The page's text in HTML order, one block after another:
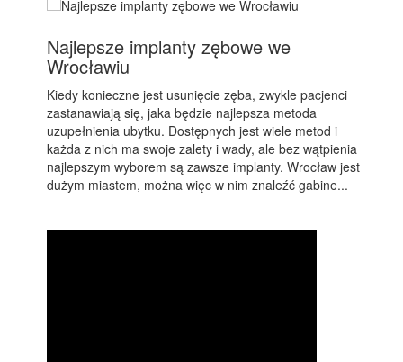
Najlepsze implanty zębowe we
Wrocławiu
Kiedy konieczne jest usunięcie zęba, zwykle pacjenci
zastanawiają się, jaka będzie najlepsza metoda
uzupełnienia ubytku. Dostępnych jest wiele metod i
każda z nich ma swoje zalety i wady, ale bez wątpienia
najlepszym wyborem są zawsze implanty. Wrocław jest
dużym miastem, można więc w nim znaleźć gabine...